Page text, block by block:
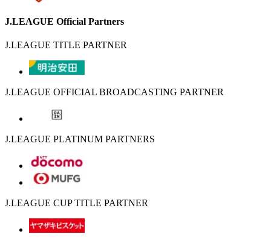
J.LEAGUE Official Partners
J.LEAGUE TITLE PARTNER
J.LEAGUE OFFICIAL BROADCASTING PARTNER
J.LEAGUE PLATINUM PARTNERS
J.LEAGUE CUP TITLE PARTNER